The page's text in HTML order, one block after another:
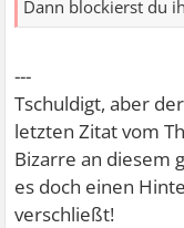
Dann blockierst du
---
Tschuldigt, aber
letzten Zitat vom
Bizarre an diesem
es doch einen
verschließt!